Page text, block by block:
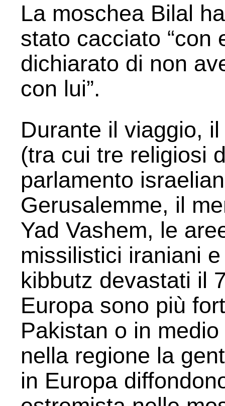
La moschea Bilal
stato cacciato “con
dichiarato di non
con lui”.
Durante il viaggio,
(tra cui tre religiosi
parlamento
Gerusalemme, il
Yad Vashem, le
missilistici iraniani
kibbutz devastati il
Europa sono più
Pakistan o in
nella regione la
in Europa